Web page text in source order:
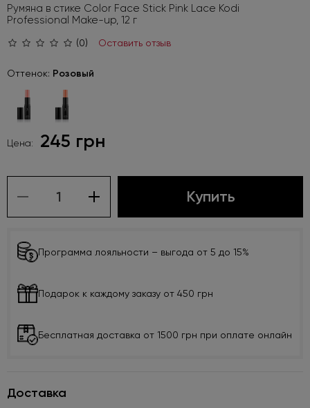
Румяна в стике Color Face Stick Pink Lace Kodi
Professional Make-up, 12 г
(0) Оставить отзыв
Оттенок: Розовый
Цена: 245 грн
Купить
Программа лояльности – выгода от 5 до 15%
Подарок к каждому заказу от 450 грн
Бесплатная доставка от 1500 грн при оплате онлайн
Доставка